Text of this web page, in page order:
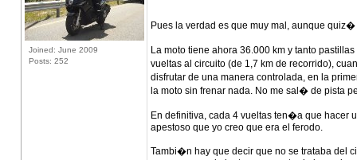
Joined: June 2009
Posts: 252
Pues la verdad es que muy mal, aunque
La moto tiene ahora 36.000 km y tanto
vueltas al circuito (de 1,7 km de recorrido),
disfrutar de una manera controlada, en la
la moto sin frenar nada. No me sal� de pista
En definitiva, cada 4 vueltas ten�a que hacer
apestoso que yo creo que era el ferodo.
Tambi�n hay que decir que no se trataba del